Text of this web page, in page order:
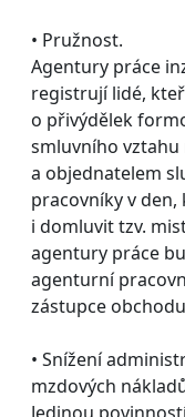
• Pružnost.
Agentury práce
registrují lidé,
o přivýdělek
smluvního
a objednatelem
pracovníky v den,
i domluvit tzv.
agentury práce
agenturní
zástupce
• Snížení
mzdových